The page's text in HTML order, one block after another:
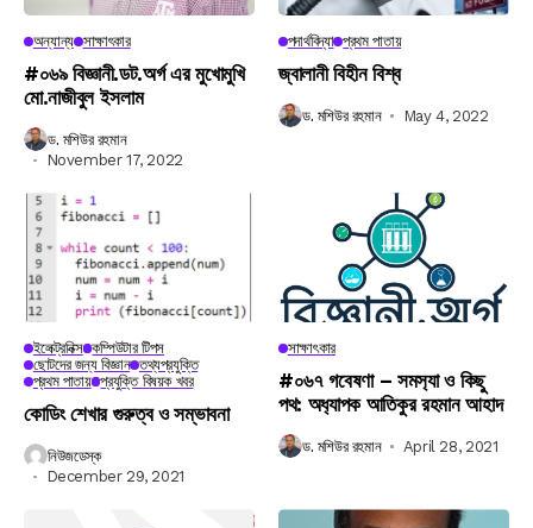
অন্যান্য সাক্ষাৎকার
#০৬৯ বিজ্ঞানী.ডট.অর্গ এর মুখোমুখি
মো.নাজীবুল ইসলাম
ড. মশিউর রহমান
November 17, 2022
পদার্থবিদ্যা প্রথম পাতায়
জ্বালানী বিহীন বিশ্ব
ড. মশিউর রহমান May 4, 2022
ইলেক্ট্রনিক্স কম্পিউটার টিপস
ছোটদের জন্য বিজ্ঞান তথ্যপ্রযুক্তি
প্রথম পাতায় প্রযুক্তি বিষয়ক খবর
কোডিং শেখার গুরুত্ব ও সম্ভাবনা
নিউজডেস্ক
December 29, 2021
সাক্ষাৎকার
#০৬৭ গবেষণা – সমস‍্যা ও কিছু
পথ: অধ‍্যাপক আতিকুর রহমান আহাদ
ড. মশিউর রহমান April 28, 2021